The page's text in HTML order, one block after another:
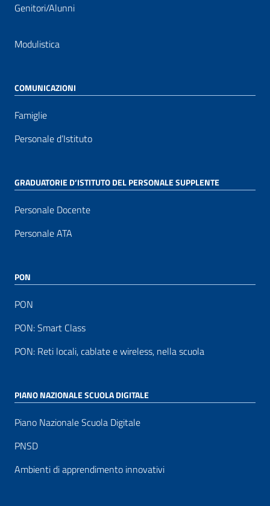
Genitori/Alunni
Modulistica
COMUNICAZIONI
Famiglie
Personale d’Istituto
GRADUATORIE D’ISTITUTO DEL PERSONALE SUPPLENTE
Personale Docente
Personale ATA
PON
PON
PON: Smart Class
PON: Reti locali, cablate e wireless, nella scuola
PIANO NAZIONALE SCUOLA DIGITALE
Piano Nazionale Scuola Digitale
PNSD
Ambienti di apprendimento innovativi